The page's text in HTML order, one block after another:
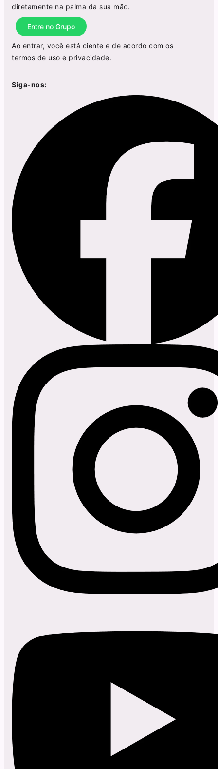
diretamente na palma da sua mão.
Entre no Grupo
Ao entrar, você está ciente e de acordo com os
termos de uso e privacidade.
Siga-nos: